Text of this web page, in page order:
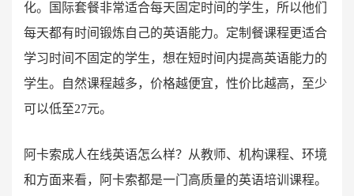
化。国际套餐非常适合每天固定时间的学生，所以他们
每天都有时间锻炼自己的英语能力。定制餐课程更适合
学习时间不固定的学生，想在短时间内提高英语能力的
学生。自然课程越多，价格越便宜，性价比越高，至少
可以低至27元。
阿卡索成人在线英语怎么样？从教师、机构课程、环境
和方面来看，阿卡索都是一门高质量的英语培训课程。